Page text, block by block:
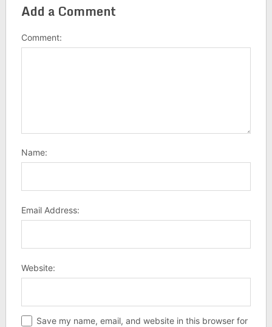
Add a Comment
Comment:
Name:
Email Address:
Website:
Save my name, email, and website in this browser for